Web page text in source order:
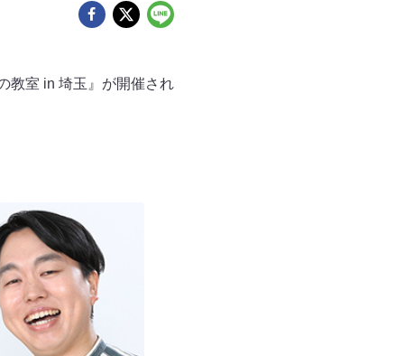
教室 in 埼玉』が開催され